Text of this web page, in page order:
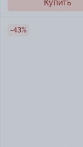
Купить
-43%